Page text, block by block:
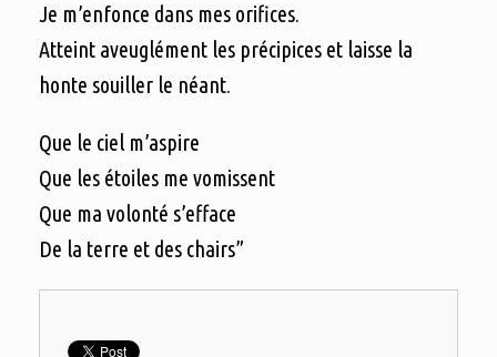
Je m’enfonce dans mes orifices.
Atteint aveuglément les précipices et laisse la
honte souiller le néant.
Que le ciel m’aspire
Que les étoiles me vomissent
Que ma volonté s’efface
De la terre et des chairs”